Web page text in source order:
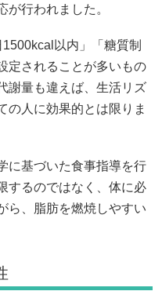
行われました。
以内」「糖質制
定されることが多いもの
謝量も違えば、生活リズ
の人に効果的とは限りま
に基づいた食事指導を行
するのではなく、体に必
ら、脂肪を燃焼しやすい